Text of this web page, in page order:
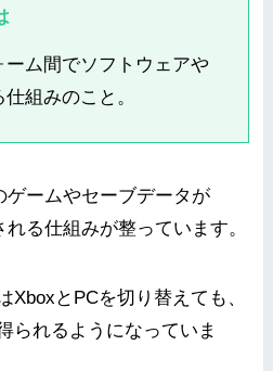
ム間でソフトウェアや
組みのこと。
ゲームやセーブデータが
る仕組みが整っています。
XboxとPCを切り替えても、
られるようになっていま